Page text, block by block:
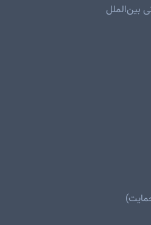
بین‌الملل